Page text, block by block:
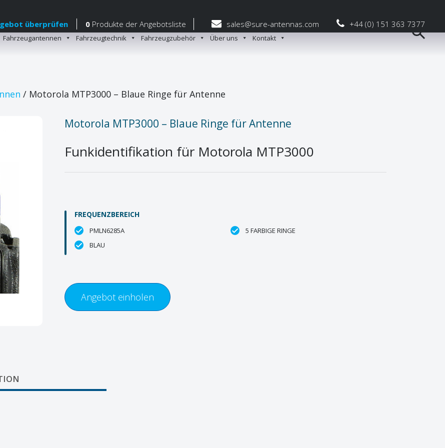
überprüfen 0 Produkte der Angebotsliste sales@sure-antennas.com +44 (0) 151 363 7377
Fahrzeugantennen Fahrzeugtechnik Fahrzeugzubehör Über uns Kontakt
/ Motorola MTP3000 – Blaue Ringe für Antenne
Motorola MTP3000 – Blaue Ringe für Antenne
Funkidentifikation für Motorola MTP3000
FREQUENZBEREICH
PMLN6285A
5 FARBIGE RINGE
BLAU
Angebot einholen